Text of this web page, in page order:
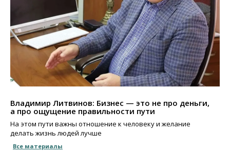
Владимир Литвинов: Бизнес — это не про деньги,
а про ощущение правильности пути
На этом пути важны отношение к человеку и желание
делать жизнь людей лучше
Все материалы